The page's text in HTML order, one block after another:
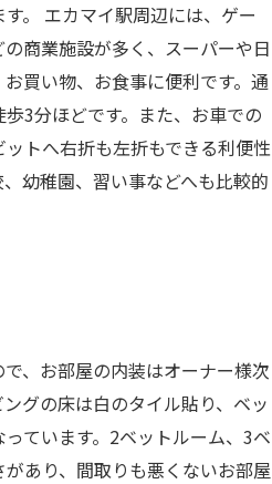
。 エカマイ駅周辺には、ゲー
商業施設が多く、スーパーや日
買い物、お食事に便利です。通
3分ほどです。また、お車での
トへ右折も左折もできる利便性
幼稚園、習い事などへも比較的
、お部屋の内装はオーナー様次
グの床は白のタイル貼り、ベッ
ています。2ベットルーム、3ベ
あり、間取りも悪くないお部屋